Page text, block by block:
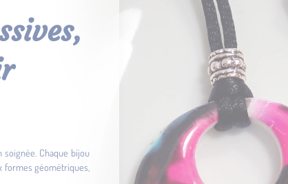
Chaque bijou
formes géométriques,